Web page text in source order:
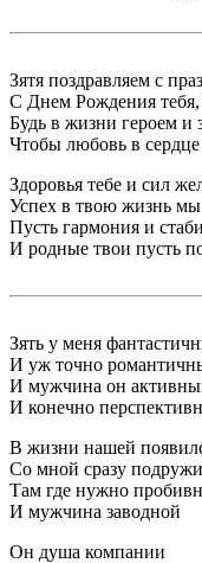
Зятя поздравляем с
С Днем Рождения тебя,
Будь в жизни героем и
Чтобы любовь в сердце
Здоровья тебе и сил
Успех в твою жизнь
Пусть гармония и
И родные твои пусть
Зять у меня
И уж точно
И мужчина он
И конечно
В жизни нашей
Со мной сразу
Там где нужно
И мужчина заводной
Он душа компании